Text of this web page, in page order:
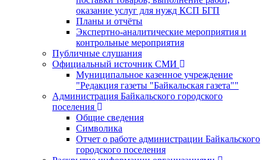
оказание услуг для нужд КСП БГП
Планы и отчёты
Экспертно-аналитические мероприятия и
контрольные мероприятия
Публичные слушания
Официальный источник СМИ
Муниципальное казенное учреждение
"Редакция газеты "Байкальская газета""
Администрация Байкальского городского
поселения
Общие сведения
Символика
Отчет о работе администрации Байкальского
городского поселения